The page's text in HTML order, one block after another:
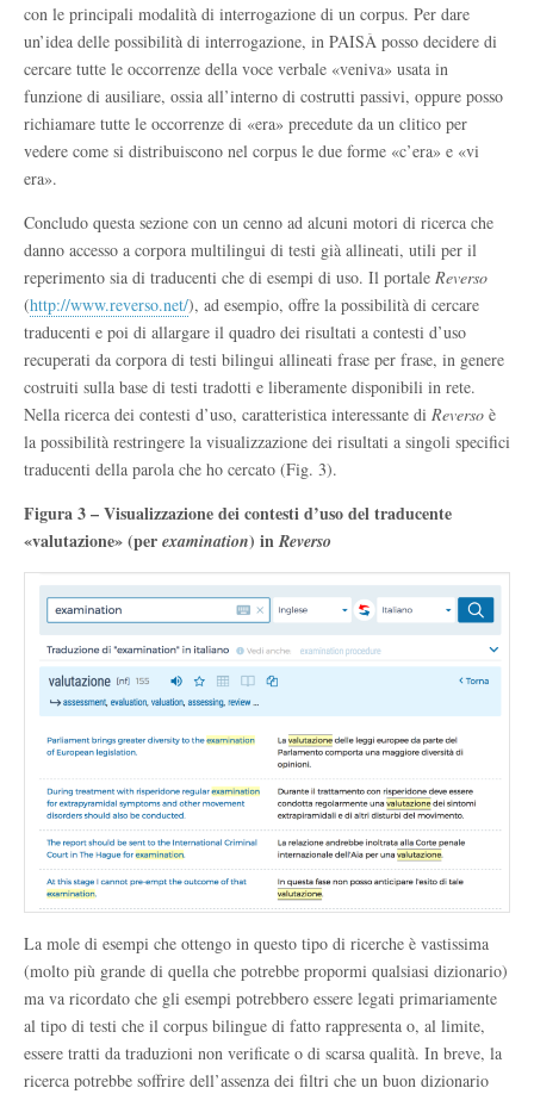
con le principali modalità di interrogazione di un corpus. Per dare
un’idea delle possibilità di interrogazione, in PAISÀ posso decidere di
cercare tutte le occorrenze della voce verbale «veniva» usata in
funzione di ausiliare, ossia all’interno di costrutti passivi, oppure posso
richiamare tutte le occorrenze di «era» precedute da un clitico per
vedere come si distribuiscono nel corpus le due forme «c’era» e «vi
era».
Concludo questa sezione con un cenno ad alcuni motori di ricerca che
danno accesso a corpora multilingui di testi già allineati, utili per il
reperimento sia di traducenti che di esempi di uso. Il portale Reverso
(http://www.reverso.net/), ad esempio, offre la possibilità di cercare
traducenti e poi di allargare il quadro dei risultati a contesti d’uso
recuperati da corpora di testi bilingui allineati frase per frase, in genere
costruiti sulla base di testi tradotti e liberamente disponibili in rete.
Nella ricerca dei contesti d’uso, caratteristica interessante di Reverso è
la possibilità restringere la visualizzazione dei risultati a singoli specifici
traducenti della parola che ho cercato (Fig. 3).
Figura 3 – Visualizzazione dei contesti d’uso del traducente
«valutazione» (per examination) inReverso
La mole di esempi che ottengo in questo tipo di ricerche è vastissima
(molto più grande di quella che potrebbe propormi qualsiasi dizionario)
ma va ricordato che gli esempi potrebbero essere legati primariamente
al tipo di testi che il corpus bilingue di fatto rappresenta o, al limite,
essere tratti da traduzioni non verificate o di scarsa qualità. In breve, la
ricerca potrebbe soffrire dell’assenza dei filtri che un buon dizionario